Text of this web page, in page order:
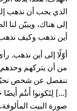
الذي يجب أن نذهب
إلى هناك، ويبيّن لنا
أين نذهب وكيف
أوّلًا إلى أين نذهب.
من أن يتركهم
ننفصل عن شخص
صورة البيت